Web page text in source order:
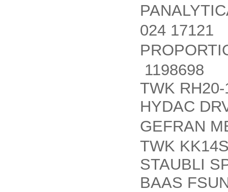
024 17121
1198698
TWK
HYDAC
GEFRAN
TWK
STAUBLI
BAAS